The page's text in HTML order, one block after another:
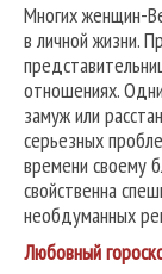
Многих женщин-
в личной жизни.
отношениях.
замуж или
серьезных
времени своему
свойственна
необдуманных
Любовный